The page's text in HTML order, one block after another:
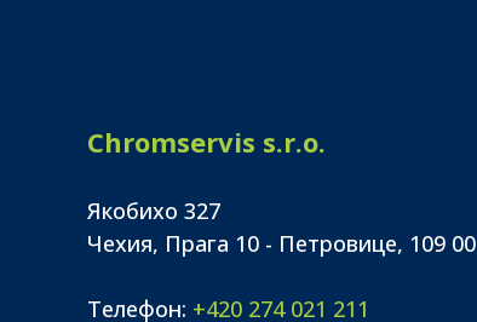
Chromservis s.r.o.
Якобихо 327
Чехия, Прага 10 - Петровице, 109 00
Телефон: +420 274 021 211